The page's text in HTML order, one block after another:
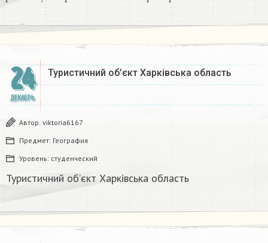
24
ДЕКАБРЬ
Туристичний об’єкт Харківська область
Автор: viktoria6167
Предмет: География
Уровень: студенческий
Туристичний об’єкт Харківська область